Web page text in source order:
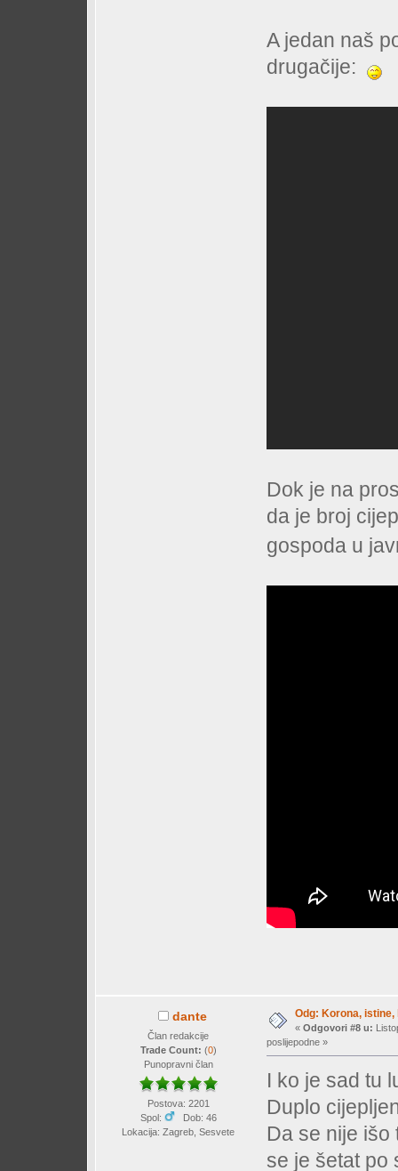
A jedan naš
drugačije:
Dok je na
da je broj
gospoda u
dante
Član redakcije
Trade Count: (0)
Punopravni član
Postova: 2201
Spol:
Dob: 46
Lokacija: Zagreb, Sesvete
Odg: Korona,
« Odgovori #8 u:
poslijepodne »
I ko je sad tu
Duplo
Da se nije išo
se je šetat po